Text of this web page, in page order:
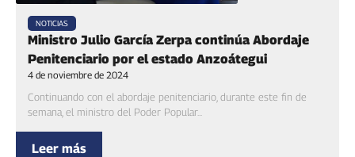
NOTICIAS
Ministro Julio García Zerpa continúa Abordaje
Penitenciario por el estado Anzoátegui
4 de noviembre de 2024
Continuando con el abordaje penitenciario, durante este fin de
semana, el ministro del Poder Popular...
Leer más